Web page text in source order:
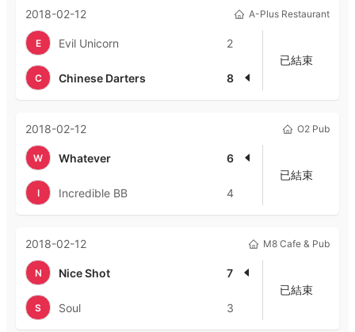
2018-02-12 A-Plus Restaurant
E Evil Unicorn 2
C Chinese Darters 8
已結束
2018-02-12 O2 Pub
W Whatever 6
I Incredible BB 4
已結束
2018-02-12 M8 Cafe & Pub
N Nice Shot 7
S Soul 3
已結束